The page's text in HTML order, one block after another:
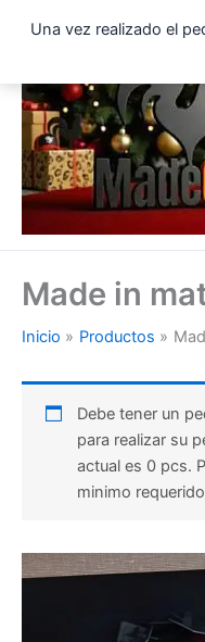
Una vez realizado el
Made in
Inicio Productos
Debe tener un
para realizar su
actual es 0 pcs.
minimo